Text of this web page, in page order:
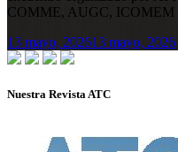
COMME, AUGC, ICOMEM
13 mayo, 202613 mayo, 2026
Nuestra Revista ATC